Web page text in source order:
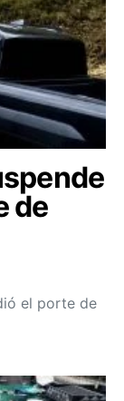
de
el porte de